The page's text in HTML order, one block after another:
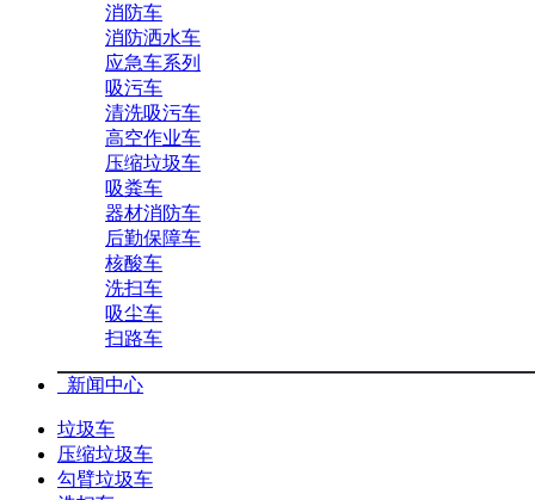
消防车
消防洒水车
应急车系列
吸污车
清洗吸污车
高空作业车
压缩垃圾车
吸粪车
器材消防车
后勤保障车
核酸车
洗扫车
吸尘车
扫路车
新闻中心
垃圾车
压缩垃圾车
勾臂垃圾车